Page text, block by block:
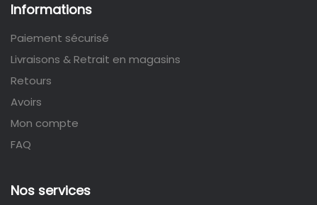
Informations
Paiement sécurisé
Livraisons & Retrait en magasins
Retours
Avoirs
Mon compte
FAQ
Nos services